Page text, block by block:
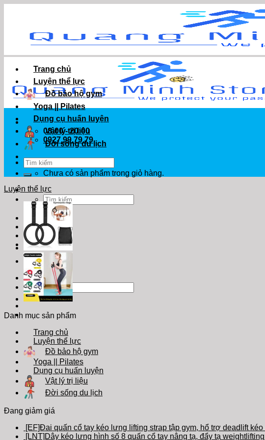
08:00 - 20:00
0927.99.79.79
Chưa có sản phẩm trong giỏ hàng.
Tìm
kiếm:
Tìm
kiếm:
Trang chủ
Luyện thể lực
Đồ bảo hộ gym
Yoga || Pilates
Dụng cụ huấn luyện
Vật lý trị liệu
Đời sống du lịch
Tìm
kiếm:
Luyện thể lực
Danh mục sản phẩm
Trang chủ
Luyện thể lực
Đồ bảo hộ gym
Yoga || Pilates
Dụng cụ huấn luyện
Vật lý trị liệu
Đời sống du lịch
Đang giảm giá
[EF]Đai quấn cổ tay kéo lưng lifting strap tập gym, hổ trợ deadlift
[LNT]Dây kéo lưng hình số 8 quấn cổ tay nâng tạ, đẩy tạ weightlifting